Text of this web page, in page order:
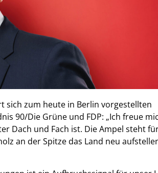
sich zum heute in Berlin vorgestellten
90/Die Grüne und FDP: „Ich freue
Dach und Fach ist. Die Ampel steht
an der Spitze das Land neu